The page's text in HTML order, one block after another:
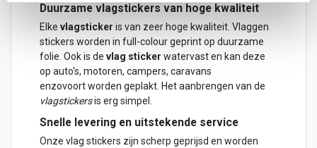
Duurzame vlagstickers van hoge kwaliteit
Elke vlagsticker is van zeer hoge kwaliteit. Vlaggen
stickers worden in full-colour geprint op duurzame
folie. Ook is de vlag sticker watervast en kan deze
op auto's, motoren, campers, caravans
enzovoort worden geplakt. Het aanbrengen van de
vlagstickersis erg simpel.
Snelle levering en uitstekende service
Onze vlag stickers zijn scherp geprijsd en worden